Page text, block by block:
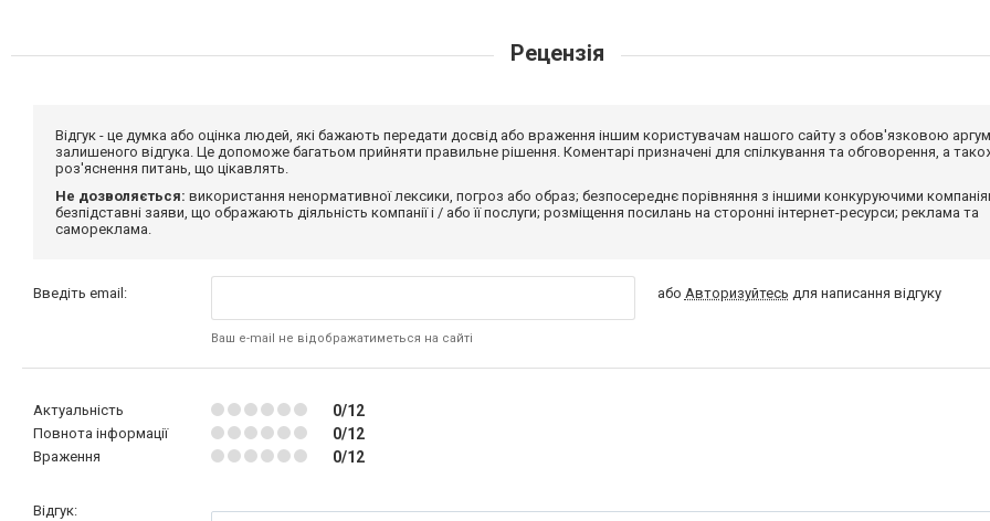
Рецензія
Відгук - це думка або оцінка людей, які бажають передати досвід або враження іншим користувачам нашого сайту з обов'язковою
залишеного відгука. Це допоможе багатьом прийняти правильне рішення. Коментарі призначені для спілкування та обговорення, а
роз'яснення питань, що цікавлять.
Не дозволяється: використання ненормативної лексики, погроз або образ; безпосереднє порівняння з іншими конкуруючими
безпідставні заяви, що ображають діяльність компанії і / або її послуги; розміщення посилань на сторонні інтернет-ресурси; реклама та
самореклама.
Введіть email:
Ваш e-mail не відображатиметься на сайті
або Авторизуйтесь для написання відгуку
Актуальність 0/12
Повнота інформації 0/12
Враження 0/12
Відгук: